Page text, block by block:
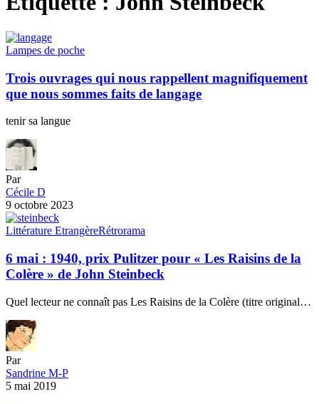
Lampes de poche
Trois ouvrages qui nous rappellent magnifiquement
que nous sommes faits de langage
tenir sa langue
Par
Cécile D
9 octobre 2023
Littérature EtrangèreRétrorama
6 mai : 1940, prix Pulitzer pour « Les Raisins de la
Colère » de John Steinbeck
Quel lecteur ne connaît pas Les Raisins de la Colère (titre original…
Par
Sandrine M-P
5 mai 2019